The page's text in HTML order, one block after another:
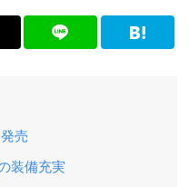
売
装備充実